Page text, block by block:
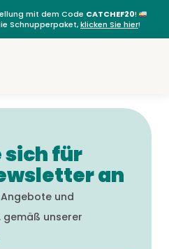
mit dem Code CATCHEF20!
Schnupperpaket,klicken Sie hier!
sich für
an
Angebote und
gemäß unserer